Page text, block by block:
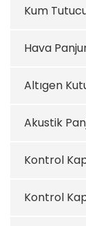
Kum
Hava
Altıgen
Akustik
Kontrol
Kontrol